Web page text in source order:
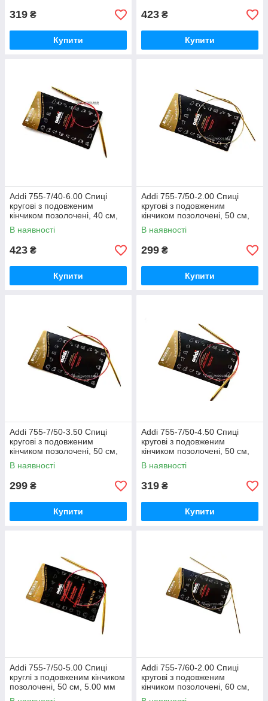
319 ₴
Купити
423 ₴
Купити
Addi 755-7/40-6.00 Спиці
кругові з подовженим
кінчиком позолочені, 40 см,
6.00 мм
В наявності
423 ₴
Купити
Addi 755-7/50-2.00 Спиці
кругові з подовженим
кінчиком позолочені, 50 см,
2.00 мм
В наявності
299 ₴
Купити
Addi 755-7/50-3.50 Спиці
кругові з подовженим
кінчиком позолочені, 50 см,
3.50 мм
В наявності
299 ₴
Купити
Addi 755-7/50-4.50 Спиці
кругові з подовженим
кінчиком позолочені, 50 см,
4.50 мм
В наявності
319 ₴
Купити
Addi 755-7/50-5.00 Спиці
круглі з подовженим кінчиком
позолочені, 50 см, 5.00 мм
Addi 755-7/60-2.00 Спиці
кругові з подовженим
кінчиком позолочені, 60 см,
2.00 мм